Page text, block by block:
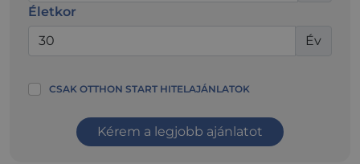
Életkor
Év
CSAK OTTHON START HITELAJÁNLATOK
Kérem a legjobb ajánlatot